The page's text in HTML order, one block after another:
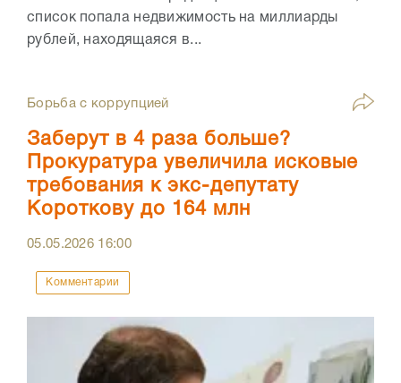
список попала недвижимость на миллиарды
рублей, находящаяся в...
Борьба с коррупцией
Заберут в 4 раза больше?
Прокуратура увеличила исковые
требования к экс-депутату
Короткову до 164 млн
05.05.2026 16:00
Комментарии